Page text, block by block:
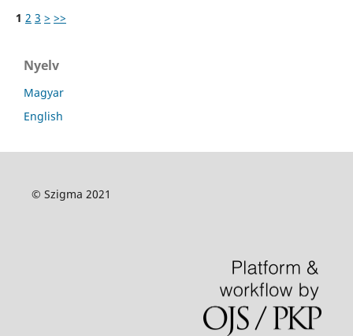
1 2 3 > >>
Nyelv
Magyar
English
© Szigma 2021